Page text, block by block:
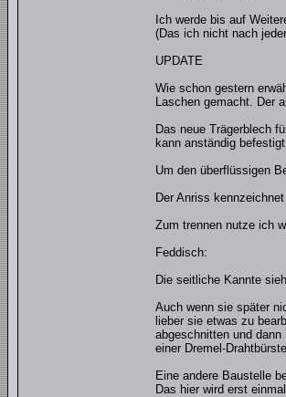
Ich werde bis auf
(Das ich nicht nach
UPDATE
Wie schon gestern
Laschen gemacht. Der
Das neue Trägerblech
kann anständig
Um den überflüssigen
Der Anriss
Zum trennen nutze ich
Feddisch:
Die seitliche Kannte
Auch wenn sie später
lieber sie etwas zu
abgeschnitten und
einer Dremel-
Eine andere Baustelle
Das hier wird erst